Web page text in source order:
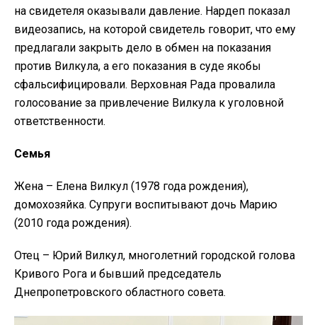
на свидетеля оказывали давление. Нардеп показал
видеозапись, на которой свидетель говорит, что ему
предлагали закрыть дело в обмен на показания
против Вилкула, а его показания в суде якобы
сфальсифицировали. Верховная Рада провалила
голосование за привлечение Вилкула к уголовной
ответственности.
Семья
Жена – Елена Вилкул (1978 года рождения),
домохозяйка. Супруги воспитывают дочь Марию
(2010 года рождения).
Отец – Юрий Вилкул, многолетний городской голова
Кривого Рога и бывший председатель
Днепропетровского областного совета.